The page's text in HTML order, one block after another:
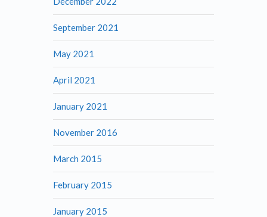
September 2021
May 2021
April 2021
January 2021
November 2016
March 2015
February 2015
January 2015